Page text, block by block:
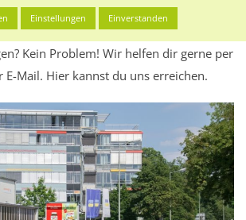
du direkt im unteren Teil dieser Seite
des Standorts.
Kein Problem! Wir helfen dir gerne per
E-Mail. Hier kannst du uns erreichen.
Einstellungen Einverstanden